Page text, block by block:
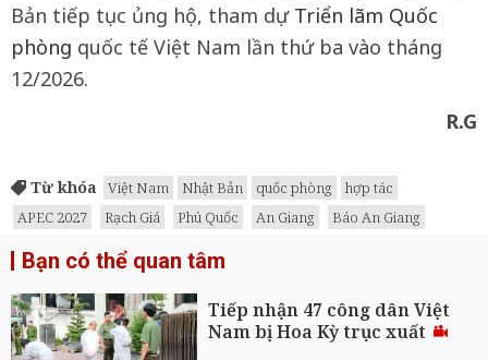
Bản tiếp tục ủng hộ, tham dự Triển lãm Quốc
phòng quốc tế Việt Nam lần thứ ba vào tháng
12/2026.
R.G
Từ khóa Việt Nam Nhật Bản quốc phòng
hợp tác
APEC 2027
Rạch Giá Phú Quốc An Giang Báo An Giang
Bạn có thể quan tâm
Tiếp nhận 47 công dân Việt
Nam bị Hoa Kỳ trục xuất